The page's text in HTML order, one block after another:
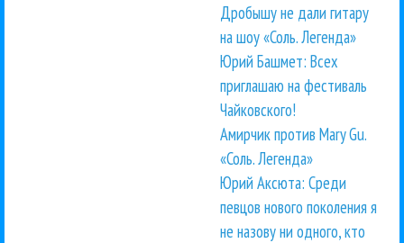
Дробышу не дали гитару
на шоу «Соль. Легенда»
Юрий Башмет: Всех
приглашаю на фестиваль
Чайковского!
Амирчик против Mary Gu.
«Соль. Легенда»
Юрий Аксюта: Среди
певцов нового поколения я
не назову ни одного, кто